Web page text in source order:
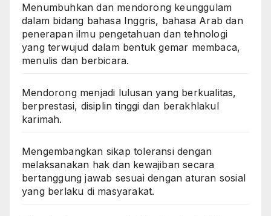
Menumbuhkan dan mendorong keunggulam
dalam bidang bahasa Inggris, bahasa Arab dan
penerapan ilmu pengetahuan dan tehnologi
yang terwujud dalam bentuk gemar membaca,
menulis dan berbicara.
Mendorong menjadi lulusan yang berkualitas,
berprestasi, disiplin tinggi dan berakhlakul
karimah.
Mengembangkan sikap toleransi dengan
melaksanakan hak dan kewajiban secara
bertanggung jawab sesuai dengan aturan sosial
yang berlaku di masyarakat.